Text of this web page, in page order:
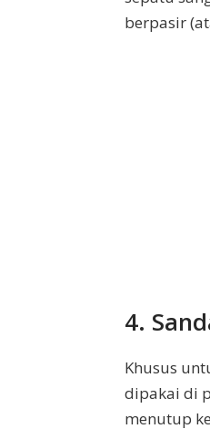
berpasir
4.
Khusus
dipakai di
menutup